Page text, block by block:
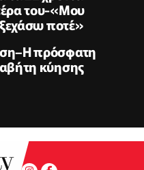
του-«Μου
ποτέ»
πρόσφατη
κύησης